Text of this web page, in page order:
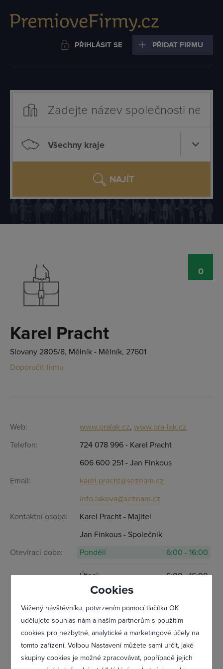
Cookies
Vážený návštěvníku, potvrzením pomocí tlačítka OK
udělujete souhlas nám a našim partnerům s použitím
cookies pro nezbytné, analytické a marketingové účely na
tomto zařízení. Volbou Nastavení můžete sami určit, jaké
skupiny cookies je možné zpracovávat, popřípadě jejich
PŘIHLÁSIT SE PŘIDAT FIRMU
Všechny kraje
NAJÍT
Karel Pracht
Slovany 2805/8, Mělník - Mělník, 27601
Doporučit firmu
0
Web: www.pralak.cz, www.pra-lak.cz
Telefon:
724 078 996 - Karel Pracht
606 600 251 - Jan Finkous
Email:
karel.pracht@seznam.cz
info.lakova@seznam.cz
Kontaktní osoba:
Karel Pracht - Majitel
Jan Finkous - Společník
Otevírací doba:
Pondělí 6:00 - 16:00
Úterý 6:00 - 16:00
Čtvrtek 6:00 - 16:00
Pátek 6:00 - 16:00
Přihlásit se
Zapomněl(a) jsem heslo